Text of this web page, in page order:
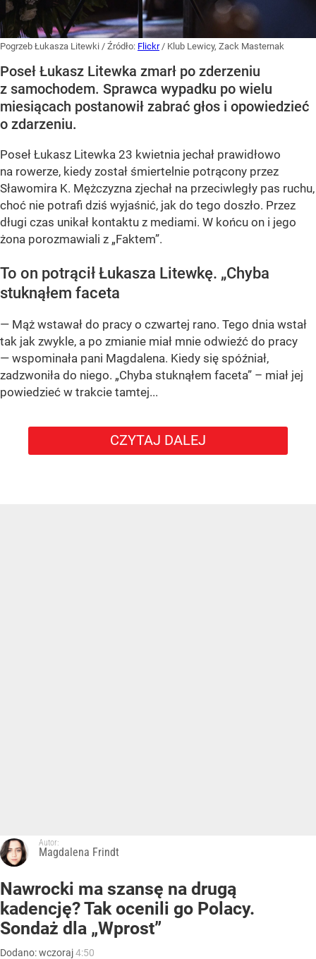
Pogrzeb Łukasza Litewki / Źródło: Flickr / Klub Lewicy, Zack Masternak
Poseł Łukasz Litewka zmarł po zderzeniu
z samochodem. Sprawca wypadku po wielu
miesiącach postanowił zabrać głos i opowiedzieć
o zdarzeniu.
Poseł Łukasz Litewka 23 kwietnia jechał prawidłowo
na rowerze, kiedy został śmiertelnie potrącony przez
Sławomira K. Mężczyzna zjechał na przeciwległy pas ruchu,
choć nie potrafi dziś wyjaśnić, jak do tego doszło. Przez
długi czas unikał kontaktu z mediami. W końcu on i jego
żona porozmawiali z „Faktem”.
To on potrącił Łukasza Litewkę. „Chyba
stuknąłem faceta
— Mąż wstawał do pracy o czwartej rano. Tego dnia wstał
tak jak zwykle, a po zmianie miał mnie odwieźć do pracy
— wspominała pani Magdalena. Kiedy się spóźniał,
zadzwoniła do niego. „Chyba stuknąłem faceta” – miał jej
powiedzieć w trakcie tamtej...
CZYTAJ DALEJ
Autor:
Magdalena Frindt
Nawrocki ma szansę na drugą
kadencję? Tak ocenili go Polacy.
Sondaż dla „Wprost”
Dodano:wczoraj4:50